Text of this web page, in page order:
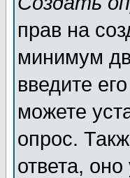
прав на
минимум
введите
можете
опрос.
ответа,